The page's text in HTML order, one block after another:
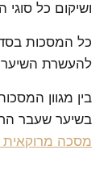
ושיקום כל סוגי
כל המסכות
להעשרת
בין מגוון
בשיער שעבר
מסכה מרוקאית